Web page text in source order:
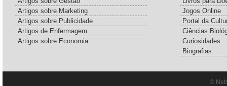
Artigos sobre Marketing
Artigos sobre Publicidade
Artigos de Enfermagem
Artigos sobre Economia
Jogos Online
Portal da
Ciências
Curiosidades
Biografias
©